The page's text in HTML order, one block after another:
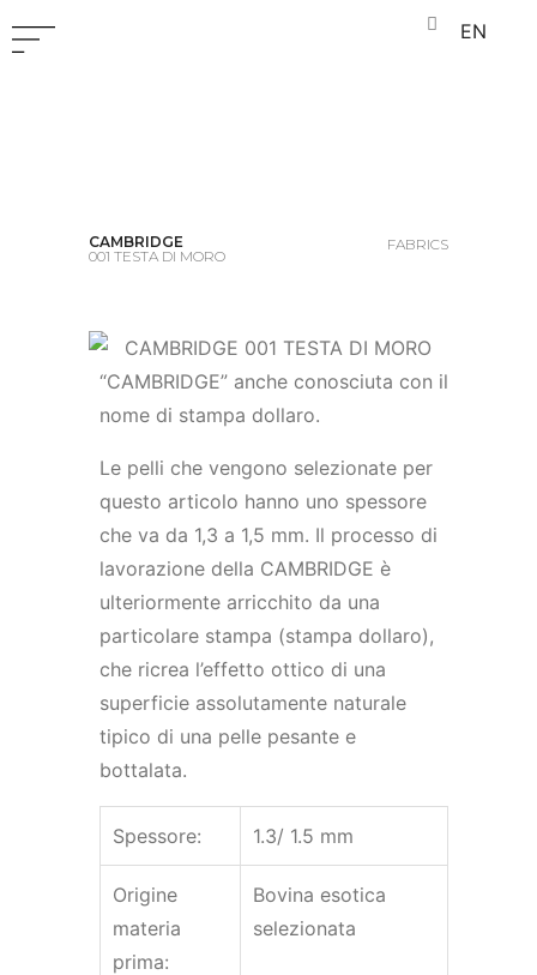
EN
CAMBRIDGE
001 TESTA DI MORO
FABRICS
“CAMBRIDGE” anche conosciuta con il
nome di stampa dollaro.
Le pelli che vengono selezionate per
questo articolo hanno uno spessore
che va da 1,3 a 1,5 mm. Il processo di
lavorazione della CAMBRIDGE è
ulteriormente arricchito da una
particolare stampa (stampa dollaro),
che ricrea l’effetto ottico di una
superficie assolutamente naturale
tipico di una pelle pesante e
bottalata.
Spessore: 1.3/ 1.5 mm
Origine
materia
prima:
Bovina esotica
selezionata